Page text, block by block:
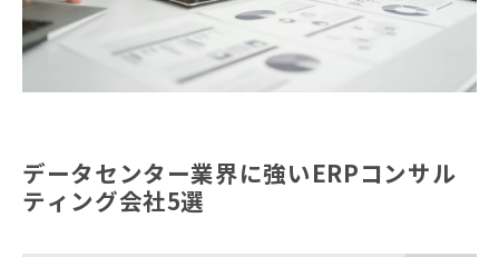
データセンター業界に強いERPコンサル
ティング会社5選